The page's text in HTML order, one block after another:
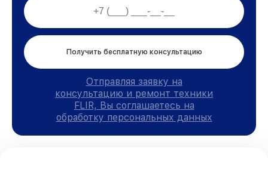
Получить бесплатную консультацию
Отправляя заявку на
консультацию и ремонт техники
FLIR, Вы соглашаетесь на
обработку персональных данных